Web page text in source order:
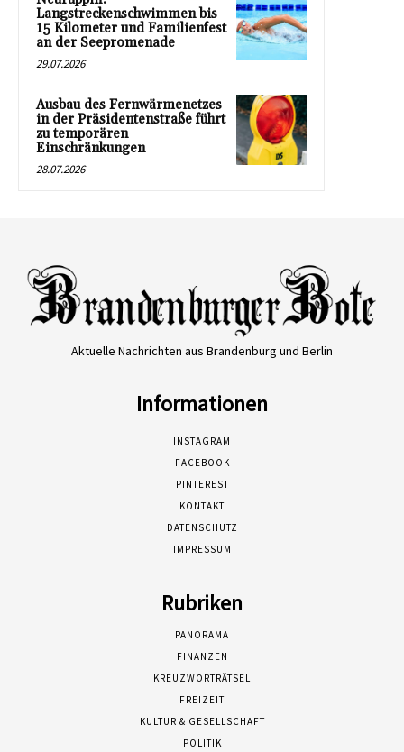
Langstreckenschwimmen bis
15 Kilometer und Familienfest
an der Seepromenade
29.07.2026
Ausbau des Fernwärmenetzes
in der Präsidentenstraße führt
zu temporären
Einschränkungen
28.07.2026
Aktuelle Nachrichten aus Brandenburg und Berlin
Informationen
INSTAGRAM
FACEBOOK
PINTEREST
KONTAKT
DATENSCHUTZ
IMPRESSUM
Rubriken
PANORAMA
FINANZEN
KREUZWORTRÄTSEL
FREIZEIT
KULTUR & GESELLSCHAFT
POLITIK